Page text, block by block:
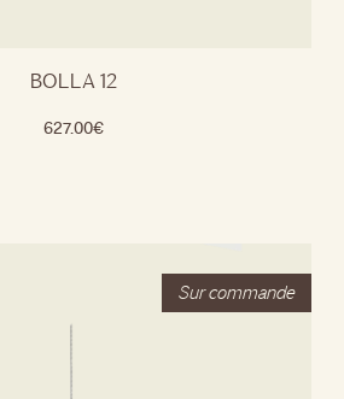
BOLLA 12
627.00€